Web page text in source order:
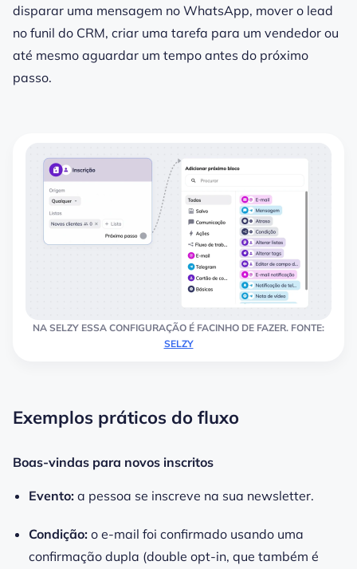
disparar uma mensagem no WhatsApp, mover o lead
no funil do CRM, criar uma tarefa para um vendedor ou
até mesmo aguardar um tempo antes do próximo
passo.
NA SELZY ESSA CONFIGURAÇÃO É FACINHO DE FAZER. FONTE:
SELZY
Exemplos práticos do fluxo
Boas-vindas para novos inscritos
Evento: a pessoa se inscreve na sua newsletter.
Condição: o e-mail foi confirmado usando uma
confirmação dupla (double opt-in, que também é